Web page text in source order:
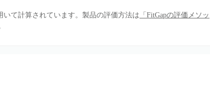
て計算されています。製品の評価方法は 「FitGapの評価メソッ